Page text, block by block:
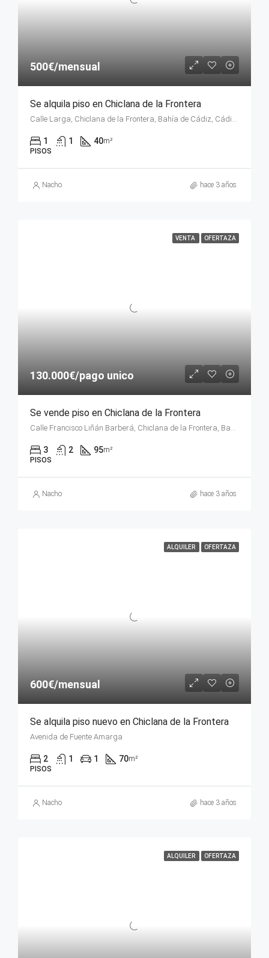
500€/mensual
Se alquila piso en Chiclana de la Frontera
Calle Larga, Chiclana de la Frontera, Bahía de Cádiz, Cádiz, Andalucía, 11130, España
1 1 40m²
PISOS
Nacho hace 3 años
VENTA OFERTAZA
130.000€/pago unico
Se vende piso en Chiclana de la Frontera
Calle Francisco Liñán Barberá, Chiclana de la Frontera, Bahía de Cádiz, Cádiz, Andalucía, 11130, España
3 2 95m²
PISOS
Nacho hace 3 años
ALQUILER OFERTAZA
600€/mensual
Se alquila piso nuevo en Chiclana de la Frontera
Avenida de Fuente Amarga
2 1 1 70m²
PISOS
Nacho hace 3 años
ALQUILER OFERTAZA